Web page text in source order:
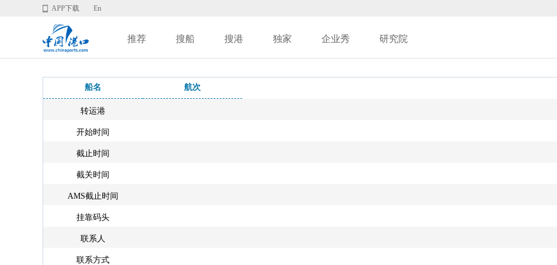
APP下载 En
推荐 搜船 搜港 独家 企业秀 研究院
船名 航次
转运港
开始时间
截止时间
截关时间
AMS截止时间
挂靠码头
联系人
联系方式